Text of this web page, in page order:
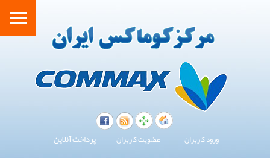
ورود کاربران عضویت کاربران پرداخت آنلاین